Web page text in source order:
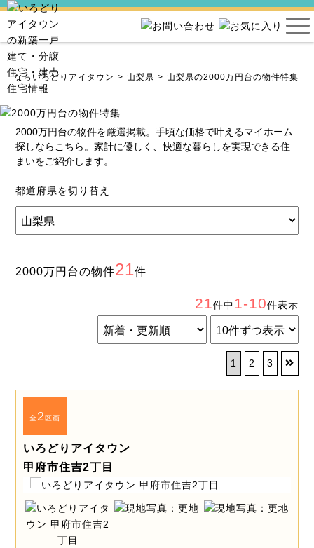
宅ならいろどりアイタウン 山梨県 山梨県の2000万円台の物件特集
2000万円台の物件を厳選掲載。手頃な価格で叶えるマイホーム
探しならこちら。家計に優しく、快適な暮らしを実現できる住
まいをご紹介します。
都道府県を切り替え
2000万円台の物件21件
21件中1-10件表示
1 2 3
全2区画
いろどりアイタウン
甲府市住吉2丁目